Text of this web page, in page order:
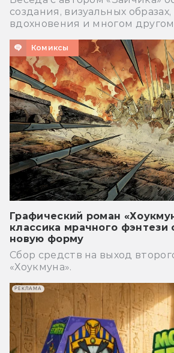
создания, визуальных
вдохновения и многом
Комиксы
Графический роман
классика мрачного фэнтези
новую форму
Сбор средств на выход
«Хоукмуна».
РЕКЛАМА